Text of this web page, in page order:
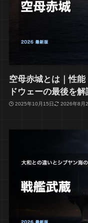
空母赤城とは｜性
ドウェーの最後を解
2025年10月15日 2026年8月